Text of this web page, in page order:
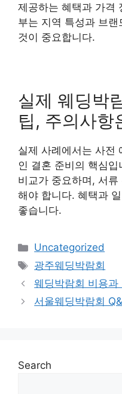
제공하는 혜택과 가격
부는 지역 특성과 브
것이 중요합니다.
실제 웨딩박
팁, 주의사항
실제 사례에서는 사전
인 결혼 준비의 핵심
비교가 중요하며, 서
해야 합니다. 혜택과
좋습니다.
Categories
Uncategorized
Tags
광주웨딩박람회
웨딩박람회 비용과
서울웨딩박람회
Search